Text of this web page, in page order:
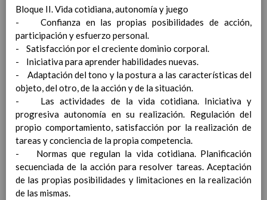
Limpieza y desinfecciÃ³n
Aspectos a tener en cuenta para cada
colectivo:
VentilaciÃ³n
Residuos
USO DE LOS SERVICIOS Y ASEOS
ACTUACIÃ“N ANTE SOSPECHA O
CONFIRMACIÃ“N DE CASOS EN EL
CENTRO
14 de febrero 2022
ANTES DE SALIR DE CASA
EN EL CENTRO EDUCATIVO
ACTUACIÃ“N ANTE UN CASO
SOSPECHOSO
ACTUACIÃ“N ANTE UN CASO
Bloque II. Vida cotidiana, autonomía y juego
- Confianza en las propias posibilidades de acción,
participación y esfuerzo personal.
- Satisfacción por el creciente dominio corporal.
- Iniciativa para aprender habilidades nuevas.
- Adaptación del tono y la postura a las características del
objeto, del otro, de la acción y de la situación.
- Las actividades de la vida cotidiana. Iniciativa y
progresiva autonomía en su realización. Regulación del
propio comportamiento, satisfacción por la realización de
tareas y conciencia de la propia competencia.
- Normas que regulan la vida cotidiana. Planificación
secuenciada de la acción para resolver tareas. Aceptación
de las propias posibilidades y limitaciones en la realización
de las mismas.